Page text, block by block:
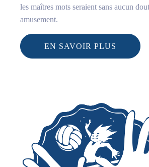
les maîtres mots seraient sans aucun
amusement.
EN SAVOIR PLUS